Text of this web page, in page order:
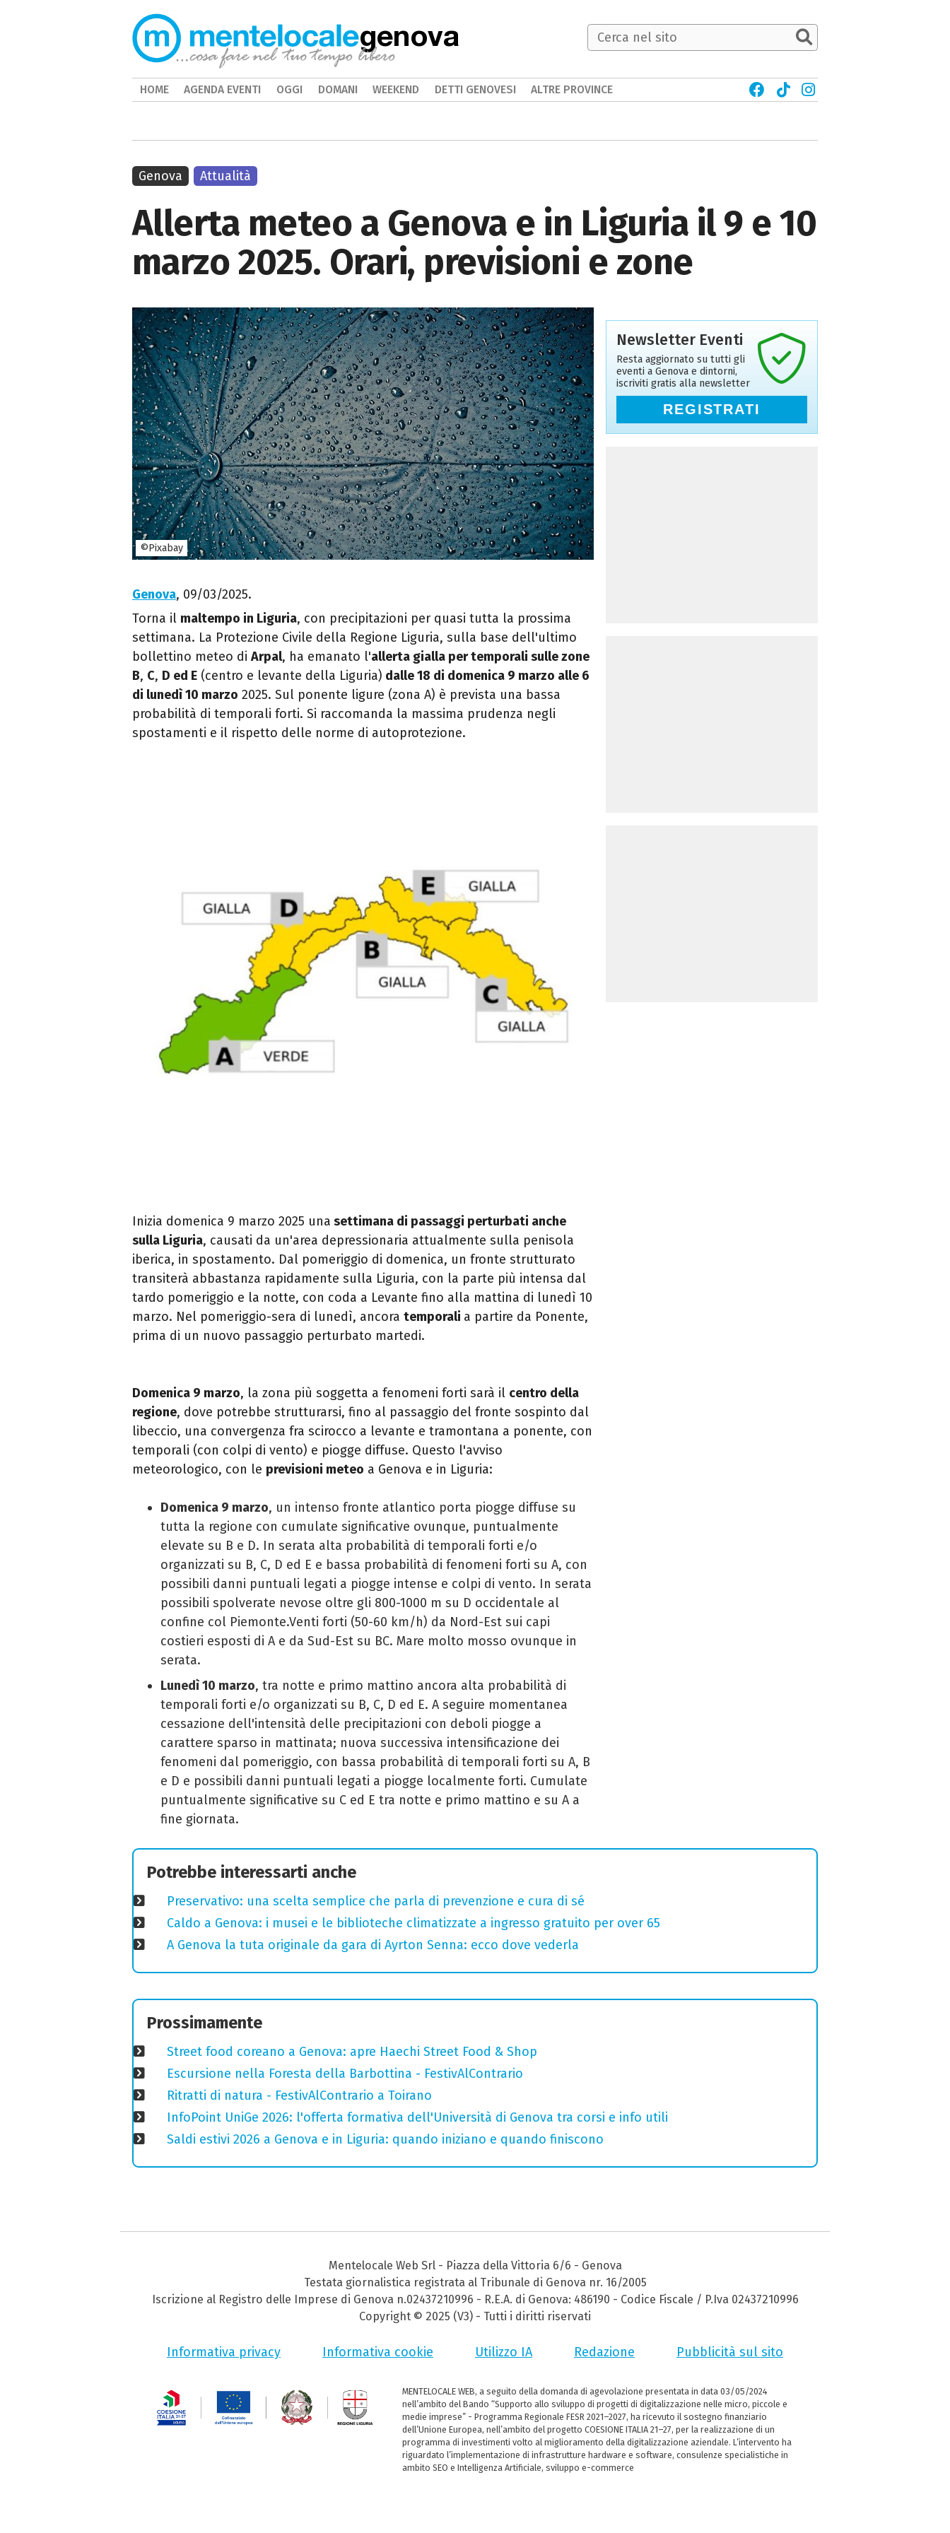
Allerta meteo a Genova e in Liguria il 9 e 10
marzo 2025. Orari, previsioni e zone
©Pixabay
Genova, 09/03/2025.
Torna il maltempo in Liguria, con precipitazioni per quasi tutta la prossima
settimana. La Protezione Civile della Regione Liguria, sulla base dell'ultimo
bollettino meteo di Arpal, ha emanato l'allerta gialla per temporali sulle zone
B, C, D ed E (centro e levante della Liguria) dalle 18 di domenica 9 marzo alle 6
di lunedì 10 marzo 2025. Sul ponente ligure (zona A) è prevista una bassa
probabilità di temporali forti. Si raccomanda la massima prudenza negli
spostamenti e il rispetto delle norme di autoprotezione.
Inizia domenica 9 marzo 2025 una settimana di passaggi perturbati anche
sulla Liguria, causati da un'area depressionaria attualmente sulla penisola
iberica, in spostamento. Dal pomeriggio di domenica, un fronte strutturato
transiterà abbastanza rapidamente sulla Liguria, con la parte più intensa dal
tardo pomeriggio e la notte, con coda a Levante fino alla mattina di lunedì 10
marzo. Nel pomeriggio-sera di lunedì, ancora temporali a partire da Ponente,
prima di un nuovo passaggio perturbato martedi.
Domenica 9 marzo, la zona più soggetta a fenomeni forti sarà il centro della
regione, dove potrebbe strutturarsi, fino al passaggio del fronte sospinto dal
libeccio, una convergenza fra scirocco a levante e tramontana a ponente, con
temporali (con colpi di vento) e piogge diffuse. Questo l'avviso
meteorologico, con le previsioni meteo a Genova e in Liguria:
Domenica 9 marzo, un intenso fronte atlantico porta piogge diffuse su
tutta la regione con cumulate significative ovunque, puntualmente
elevate su B e D. In serata alta probabilità di temporali forti e/o
organizzati su B, C, D ed E e bassa probabilità di fenomeni forti su A, con
possibili danni puntuali legati a piogge intense e colpi di vento. In serata
possibili spolverate nevose oltre gli 800-1000 m su D occidentale al
confine col Piemonte.Venti forti (50-60 km/h) da Nord-Est sui capi
costieri esposti di A e da Sud-Est su BC. Mare molto mosso ovunque in
serata.
Lunedì 10 marzo, tra notte e primo mattino ancora alta probabilità di
temporali forti e/o organizzati su B, C, D ed E. A seguire momentanea
cessazione dell'intensità delle precipitazioni con deboli piogge a
carattere sparso in mattinata; nuova successiva intensificazione dei
fenomeni dal pomeriggio, con bassa probabilità di temporali forti su A, B
e D e possibili danni puntuali legati a piogge localmente forti. Cumulate
puntualmente significative su C ed E tra notte e primo mattino e su A a
fine giornata.
Genova Attualità
Newsletter Eventi
Resta aggiornato su tutti gli
eventi a Genova e dintorni,
iscriviti gratis alla newsletter
REGISTRATI
Potrebbe interessarti anche
Preservativo: una scelta semplice che parla di prevenzione e cura di sé
Caldo a Genova: i musei e le biblioteche climatizzate a ingresso gratuito per over 65
A Genova la tuta originale da gara di Ayrton Senna: ecco dove vederla
Prossimamente
Street food coreano a Genova: apre Haechi Street Food & Shop
Escursione nella Foresta della Barbottina - FestivAlContrario
Ritratti di natura - FestivAlContrario a Toirano
InfoPoint UniGe 2026: l'offerta formativa dell'Università di Genova tra corsi e info utili
Saldi estivi 2026 a Genova e in Liguria: quando iniziano e quando finiscono
genova
HOME AGENDA EVENTI OGGI DOMANI WEEKEND DETTI GENOVESI ALTRE PROVINCE
Mentelocale Web Srl - Piazza della Vittoria 6/6 - Genova
Testata giornalistica registrata al Tribunale di Genova nr. 16/2005
Iscrizione al Registro delle Imprese di Genova n.02437210996 - R.E.A. di Genova: 486190 - Codice Fiscale / P.Iva 02437210996
Copyright © 2025 (V3) - Tutti i diritti riservati
Informativa privacy Informativa cookie Utilizzo IA Redazione Pubblicità sul sito
MENTELOCALE WEB, a seguito della domanda di agevolazione presentata in data 03/05/2024
nell’ambito del Bando “Supporto allo sviluppo di progetti di digitalizzazione nelle micro, piccole e
medie imprese” - Programma Regionale FESR 2021–2027, ha ricevuto il sostegno finanziario
dell’Unione Europea, nell’ambito del progetto COESIONE ITALIA 21–27, per la realizzazione di un
programma di investimenti volto al miglioramento della digitalizzazione aziendale. L’intervento ha
riguardato l’implementazione di infrastrutture hardware e software, consulenze specialistiche in
ambito SEO e Intelligenza Artificiale, sviluppo e-commerce